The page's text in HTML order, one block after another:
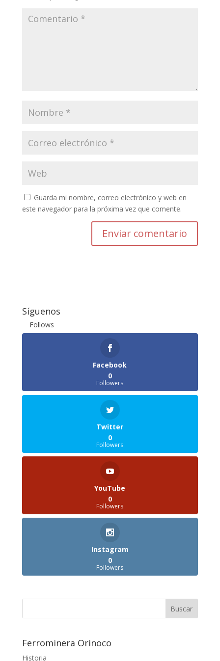
Guarda mi nombre, correo electrónico y web en
este navegador para la próxima vez que comente.
Enviar comentario
Síguenos
Follows
Facebook
0
Followers
Twitter
0
Followers
YouTube
0
Followers
Instagram
0
Followers
Ferrominera Orinoco
Historia